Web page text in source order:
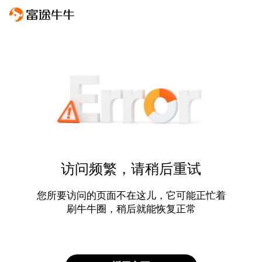
访问频繁，请稍后重试
您所要访问的页面不在这儿，它可能正忙着
刷牛牛圈，稍后就能恢复正常